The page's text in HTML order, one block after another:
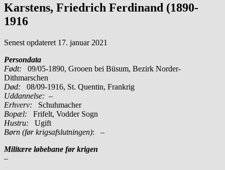
Karstens, Friedrich Ferdinand (1890-
1916
Senest opdateret 17. januar 2021
Persondata
Født: 09/05-1890, Grooen bei Büsum, Bezirk Norder-
Dithmarschen
Død: 08/09-1916, St. Quentin, Frankrig
Uddannelse: –
Erhverv: Schuhmacher
Bopæl: Frifelt, Vodder Sogn
Hustru: Ugift
Børn (før krigsafslutningen): –
Militære løbebane før krigen
–